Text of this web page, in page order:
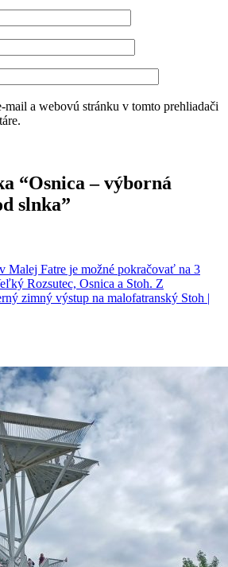
a webovú stránku v tomto prehliadači
“Osnica – výborná
slnka”
Fatre je možné pokračovať na 3
Rozsutec, Osnica a Stoh. Z
zimný výstup na malofatranský Stoh |